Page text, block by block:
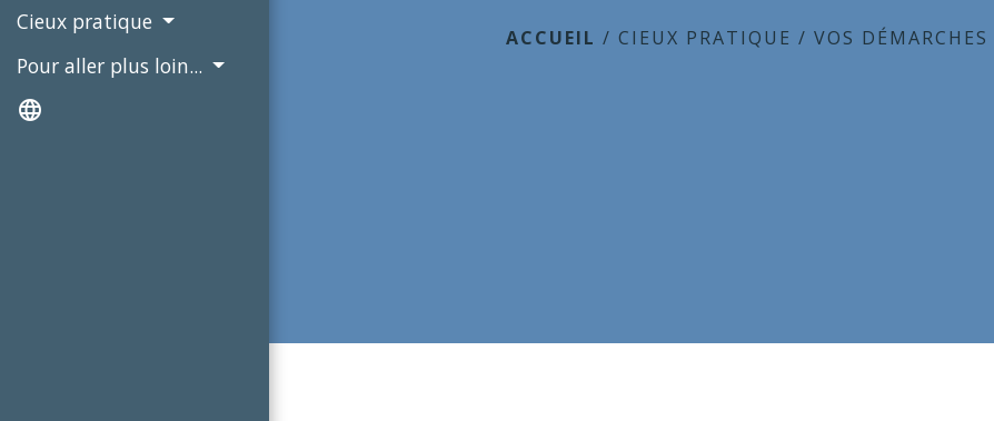
Cieux pratique
Pour aller plus loin...
language
ACCUEIL /CIEUX PRATIQUE /VOS DÉMARCHES